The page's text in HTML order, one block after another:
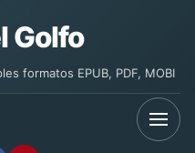
Golfo
formatos EPUB, PDF, MOBI